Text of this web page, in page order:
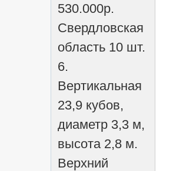
530.000р.
Свердловская
область 10 шт.
6.
Вертикальная
23,9 кубов,
диаметр 3,3 м,
высота 2,8 м.
Верхний